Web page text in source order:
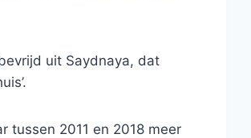
uit Saydnaya, dat
tussen 2011 en 2018 meer